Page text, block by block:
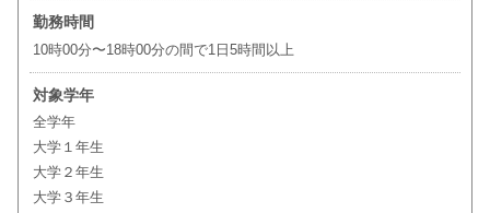
勤務時間
10時00分〜18時00分の間で1日5時間以上
対象学年
全学年
大学１年生
大学２年生
大学３年生